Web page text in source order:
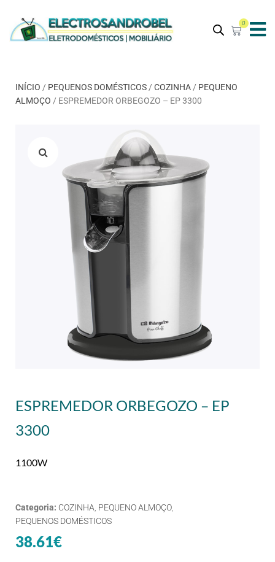
0
INÍCIO / PEQUENOS DOMÉSTICOS / COZINHA / PEQUENO
ALMOÇO / ESPREMEDOR ORBEGOZO – EP 3300
ESPREMEDOR ORBEGOZO – EP
3300
1100W
Categoria: COZINHA PEQUENO ALMOÇO
PEQUENOS DOMÉSTICOS
38.61€